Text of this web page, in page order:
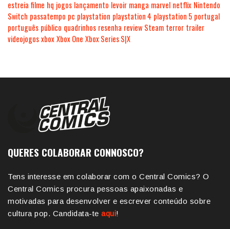
estreia filme hq jogos lançamento levoir manga marvel netflix Nintendo
Switch passatempo pc playstation playstation 4 playstation 5 portugal
português público quadrinhos resenha review Steam terror trailer
videojogosxboxXbox One Xbox Series S|X
QUERES COLABORAR CONNOSCO?
Tens interesse em colaborar com o Central Comics? O
Central Comics procura pessoas apaixonadas e
motivadas para desenvolver e escrever conteúdo sobre
cultura pop. Candidata-te aqui!